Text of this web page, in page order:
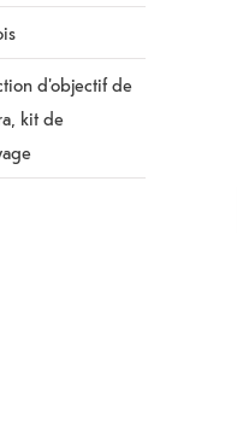
d'objectif de
kit de